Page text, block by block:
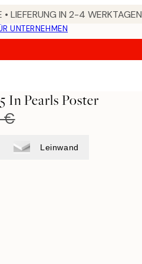
LIEFERUNG IN 2-4 WERKTAGEN
UNTERNEHMEN
In Pearls Poster
€
Leinwand